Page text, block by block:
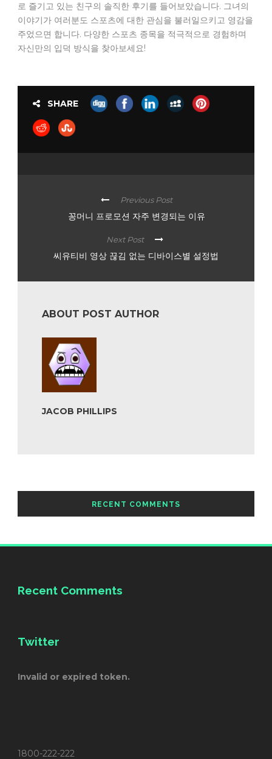
로 즐기고 있는 친구의 솔직한 후기를 들어보았습니다. 그녀의
이야기가 여러분도 스포츠에 대한 관심을 불러일으키고 영감을
주었으면 합니다. 다양한 스포츠 종목을 적극적으로 경험하며
자신만의 입덕 방식을 찾아보세요!
SHARE
Previous Post
꽁머니 프로모션 자주 변경되는 이유
Next Post
씨유티비 영상 끊김 없는 디바이스별 설정법
ABOUT POST AUTHOR
JACOB PHILLIPS
RECENT COMMENTS
Recent Comments
Twitter
Invalid or expired token.
1800-222-222